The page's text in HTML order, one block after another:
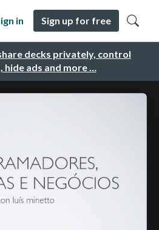
decks privately, control
hide ads and more …
in Sign up for free